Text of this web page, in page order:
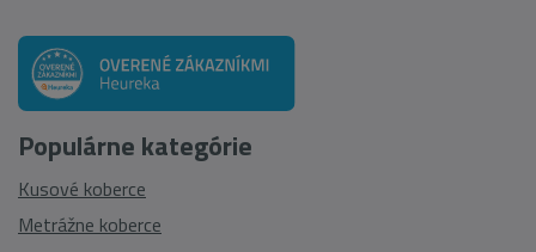
Populárne kategórie
Kusové koberce
Metrážne koberce